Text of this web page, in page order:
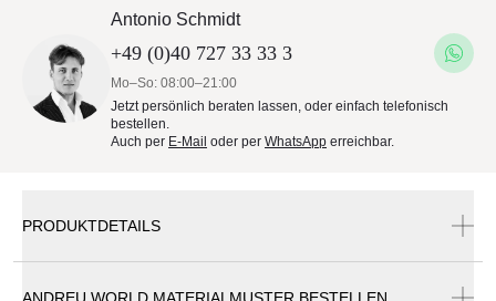
Antonio Schmidt
+49 (0)40 727 33 33 3
Mo–So: 08:00–21:00
Jetzt persönlich beraten lassen, oder einfach telefonisch
bestellen.
Auch per E-Mail oder per WhatsApp erreichbar.
PRODUKTDETAILS
ANDREU WORLD MATERIALMUSTER BESTELLEN